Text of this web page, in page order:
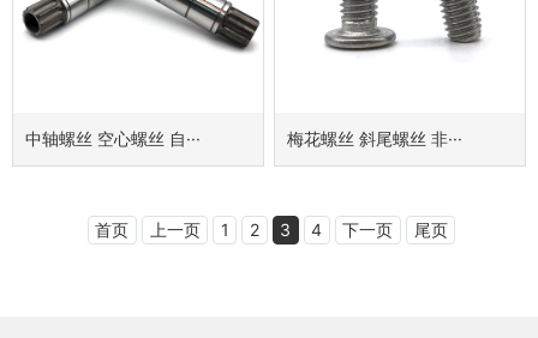
中轴螺丝 空心螺丝 自··· 梅花螺丝 斜尾螺丝 非···
首页 上一页 1 2 3 4 下一页 尾页